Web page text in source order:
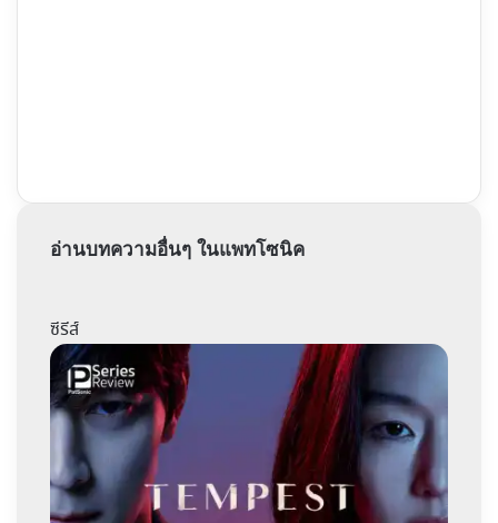
อ่านบทความอื่นๆ ในแพทโซนิค
ซีรีส์